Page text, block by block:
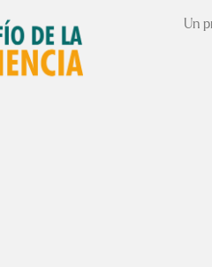
Un